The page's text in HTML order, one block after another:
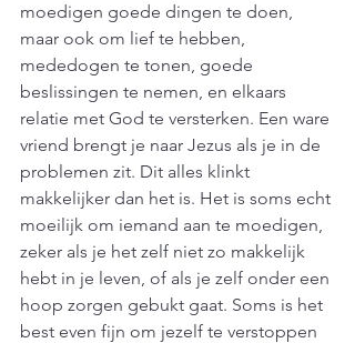
moedigen goede dingen te doen,
maar ook om lief te hebben,
mededogen te tonen, goede
beslissingen te nemen, en elkaars
relatie met God te versterken. Een ware
vriend brengt je naar Jezus als je in de
problemen zit. Dit alles klinkt
makkelijker dan het is. Het is soms echt
moeilijk om iemand aan te moedigen,
zeker als je het zelf niet zo makkelijk
hebt in je leven, of als je zelf onder een
hoop zorgen gebukt gaat. Soms is het
best even fijn om jezelf te verstoppen